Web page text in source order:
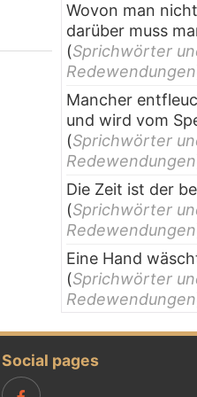
Wovon man
darüber muss
(Sprichwörter
Redewendungen
Mancher
und wird vom
(Sprichwörter
Redewendungen
Die Zeit ist der
(Sprichwörter
Redewendungen
Eine Hand
(Sprichwörter
Redewendungen
Social pages